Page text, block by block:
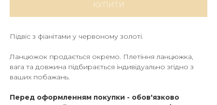
КУПИТИ
Підвіс з фіанітами у червоному золоті.
Ланцюжок продається окремо. Плетіння ланцюжка,
вага та довжина підбирається індивідуально згідно з
ваших побажань.
Перед оформленням покупки - обов'язково